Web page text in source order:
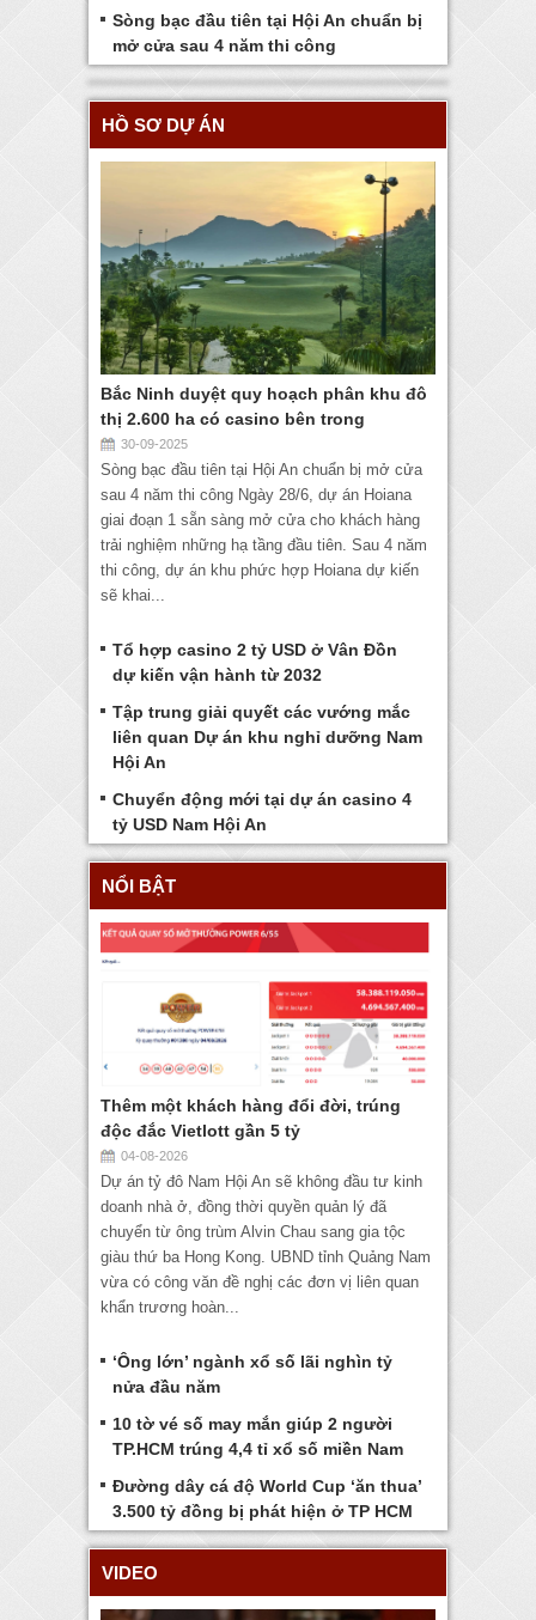
Sòng bạc đầu tiên tại Hội An chuẩn bị
mở cửa sau 4 năm thi công
HỒ SƠ DỰ ÁN
Bắc Ninh duyệt quy hoạch phân khu đô
thị 2.600 ha có casino bên trong
30-09-2025
Sòng bạc đầu tiên tại Hội An chuẩn bị mở cửa
sau 4 năm thi công Ngày 28/6, dự án Hoiana
giai đoạn 1 sẵn sàng mở cửa cho khách hàng
trải nghiệm những hạ tầng đầu tiên. Sau 4 năm
thi công, dự án khu phức hợp Hoiana dự kiến
sẽ khai...
Tổ hợp casino 2 tỷ USD ở Vân Đồn
dự kiến vận hành từ 2032
Tập trung giải quyết các vướng mắc
liên quan Dự án khu nghỉ dưỡng Nam
Hội An
Chuyển động mới tại dự án casino 4
tỷ USD Nam Hội An
NỔI BẬT
Thêm một khách hàng đổi đời, trúng
độc đắc Vietlott gần 5 tỷ
04-08-2026
Dự án tỷ đô Nam Hội An sẽ không đầu tư kinh
doanh nhà ở, đồng thời quyền quản lý đã
chuyển từ ông trùm Alvin Chau sang gia tộc
giàu thứ ba Hong Kong. UBND tỉnh Quảng Nam
vừa có công văn đề nghị các đơn vị liên quan
khẩn trương hoàn...
‘Ông lớn’ ngành xổ số lãi nghìn tỷ
nửa đầu năm
10 tờ vé số may mắn giúp 2 người
TP.HCM trúng 4,4 tỉ xổ số miền Nam
Đường dây cá độ World Cup ‘ăn thua’
3.500 tỷ đồng bị phát hiện ở TP HCM
VIDEO